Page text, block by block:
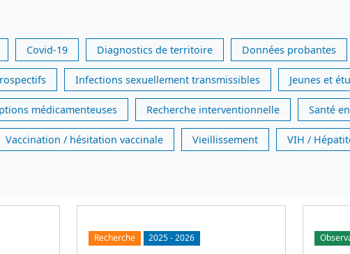
Covid-19 Diagnostics de territoire Données probantes
Infections sexuellement transmissibles Jeunes et
médicamenteuses Recherche interventionnelle Santé
Vaccination / hésitation vaccinale Vieillissement VIH /
Recherche 2025-2026